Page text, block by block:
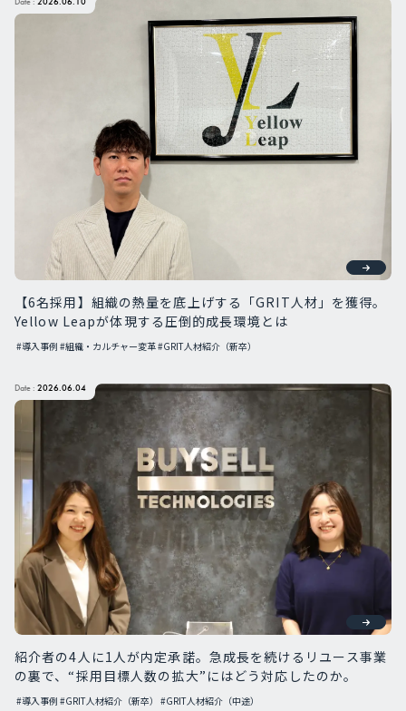
【6名採用】組織の熱量を底上げする「GRIT人材」を獲得。
Yellow Leapが体現する圧倒的成長環境とは
#導入事例 #組織・カルチャー変革#GRIT人材紹介（新卒）
Date : 2026.06.04
紹介者の4人に1人が内定承諾。急成長を続けるリユース事業
の裏で、“採用目標人数の拡大”にはどう対応したのか。
#導入事例 #GRIT人材紹介（新卒） #GRIT人材紹介（中途）